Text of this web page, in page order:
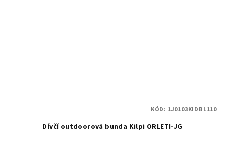
Dívčí outdoorová bunda Kilpi ORLETI-JG
KÓD: 1J0103KIDBL110